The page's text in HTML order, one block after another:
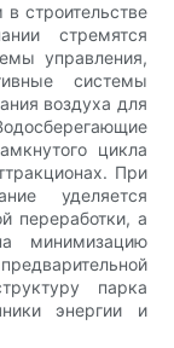
в строительстве
стремятся
управления,
системы
воздуха для
цикла
При
уделяется
переработки, а
минимизацию
парка
энергии и